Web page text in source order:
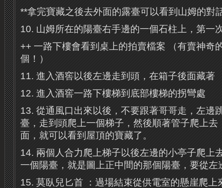
**拿完寶藏之後去外面的露臺可以看到山姆的對
10. 山姆所在的陽臺右手邊的一個石柱上，第一
++ 一路下樓會看到桌上的拍賣檔案 （有賣神奇
個！）
11. 進入酒窖以後左邊走到頭，在箱子後面藏著
12. 進入酒窖一路下樓梯到底部樓梯的拐彎處
13. 從通風口出來以後，不要跟著哥哥走，左邊
臺，走到頭爬上一個梯子，然後順著管子爬上去
面，就可以看到屋頂的寶藏了。
14. 兩個人合力爬上梯子以後左邊的小亭子爬上
一個陽臺，就是圖上正中間的那個陽臺，要從左
15. 莫臥兒匕首 ：過場結束從供電室的懸崖爬上